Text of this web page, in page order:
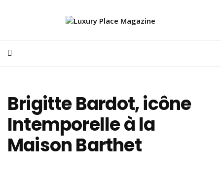
Brigitte Bardot, icône
Intemporelle à la
Maison Barthet